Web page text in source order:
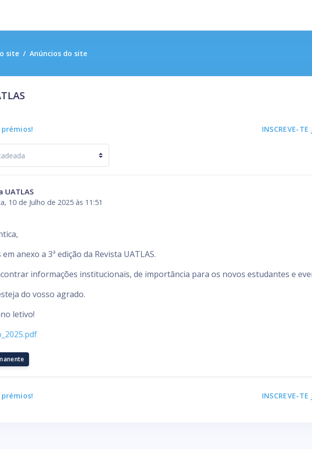
site Anúncios do site
INSCREVE-
UATLAS
10 de Julho de 2025 às 11:51
0
anexo a 3ª edição da Revista UATLAS.
informações institucionais, de importância para os novos estudantes e
do vosso agrado.
letivo!
INSCREVE-